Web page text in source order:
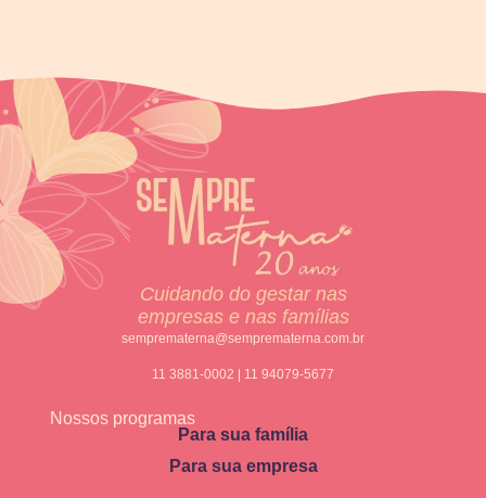
Cuidando do gestar nas
empresas e nas famílias
semprematerna@semprematerna.com.br
11 3881-0002 | 11 94079-5677
Nossos programas
Para sua família
Para sua empresa